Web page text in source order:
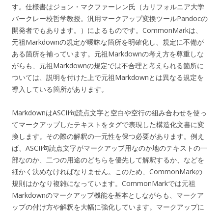
す。仕様書はジョン・マクファーレン氏（カリフォルニア大学
バークレー校哲学教授。汎用マークアップ変換ツールPandocの
開発者でもあります。）によるものです。CommonMarkは、
元祖Markdownの規定が曖昧な箇所を明確化し、規定に不備が
ある箇所を補っています。元祖Markdownの考え方を尊重しな
がらも、元祖Markdownの規定では不合理と考えられる箇所に
ついては、説明を付けた上で元祖Markdownとは異なる規定を
導入している箇所があります。
MarkdownはASCII句読点文字と空白や空行の組み合わせを使っ
てマークアップしたテキストをタグで表現した構造化文書に変
換します。その際の解釈の一元性を保つ必要があります。例え
ば、ASCII句読点文字がマークアップ用なのか地のテキストの一
部なのか、二つの用途のどちらを優先して解釈するか、などを
細かく決めなければなりません。このため、CommonMarkの
規則はかなり複雑になっています。CommonMarkでは元祖
Markdownのマークアップ機能を基本としながらも、マークア
ップの付け方や解釈を大幅に強化しています。マークアップに